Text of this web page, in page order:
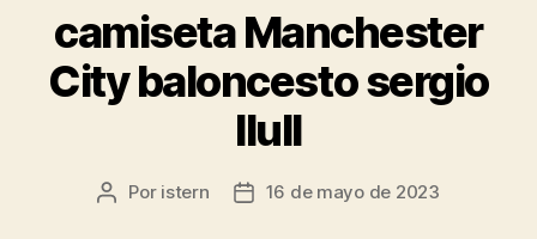
camiseta Manchester
City baloncesto sergio
llull
Autor
Por istern
Fecha16 de mayo de 2023